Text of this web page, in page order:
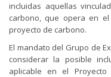
incluidas aquellas
carbono, que opera en
proyecto de carbono.
El mandato del Grupo de
considerar la posible
aplicable en el Proyecto